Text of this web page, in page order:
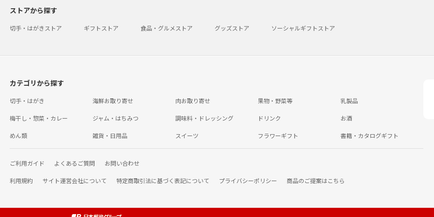
ストアから探す
切手・はがきストア ギフトストア 食品・グルメストア グッズストア ソーシャルギフトストア
カテゴリから探す
切手・はがき 海鮮お取り寄せ 肉お取り寄せ 果物・野菜等 乳製品
梅干し・惣菜・カレー ジャム・はちみつ 調味料・ドレッシング ドリンク お酒
めん類 雑貨・日用品 スイーツ フラワーギフト 書籍・カタログギフト
ご利用ガイド よくあるご質問 お問い合わせ
利用規約 サイト運営会社について 特定商取引法に基づく表記について プライバシーポリシー 商品のご提案はこちら